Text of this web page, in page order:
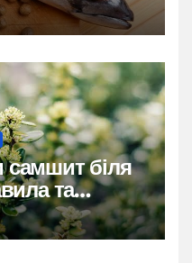
біля
та